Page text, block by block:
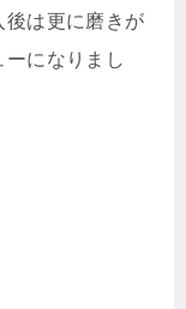
後は更に磨きが
になりまし